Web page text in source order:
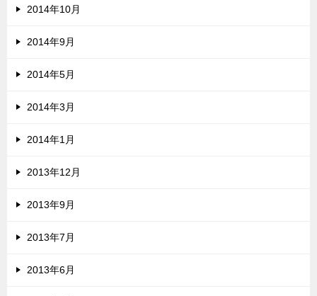
2014年10月
2014年9月
2014年5月
2014年3月
2014年1月
2013年12月
2013年9月
2013年7月
2013年6月